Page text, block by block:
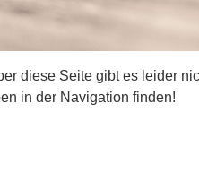
diese Seite gibt es leider
in der Navigation finden!